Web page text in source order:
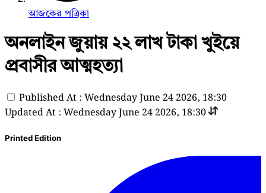
আজকের পত্রিকা
অনলাইন জুয়ায় ২২ লাখ টাকা খুইয়ে
প্রবাসীর আত্মহত্যা
Published At : Wednesday June 24 2026, 18:30
Updated At : Wednesday June 24 2026, 18:30
Printed Edition